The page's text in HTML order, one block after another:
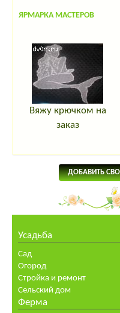
ЯРМАРКА МАСТЕРОВ
Вяжу крючком на
заказ
ДОБАВИТЬ
Усадьба
Сад
Огород
Стройка и ремонт
Сельский дом
Ферма